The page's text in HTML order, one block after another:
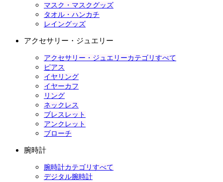
マスク・マスクグッズ
タオル・ハンカチ
レイングッズ
アクセサリー・ジュエリー
アクセサリー・ジュエリーカテゴリすべて
ピアス
イヤリング
イヤーカフ
リング
ネックレス
ブレスレット
アンクレット
ブローチ
腕時計
腕時計カテゴリすべて
デジタル腕時計